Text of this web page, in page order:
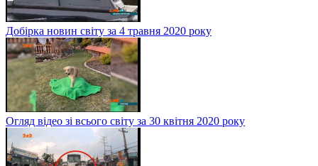
Добірка новин світу за 4 травня 2020 року
Огляд відео зі всього світу за 30 квітня 2020 року